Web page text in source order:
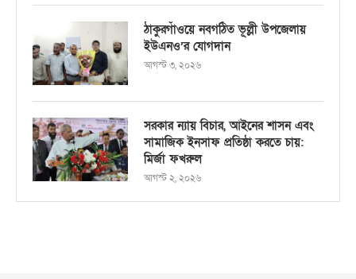
ঠাকুরগাঁওয়ে নবগঠিত ভূল্লী উপজেলায়
ইউএনও’র যোগদান
আগস্ট ৩, ২০২৬
সরকার ন্যায় বিচার, আইনের শাসন এবং
সামাজিক ইনসাফ প্রতিষ্ঠা করতে চায়:
মির্জা ফখরুল
আগস্ট ২, ২০২৬